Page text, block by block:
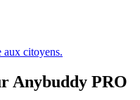
aux citoyens.
Anybuddy PRO